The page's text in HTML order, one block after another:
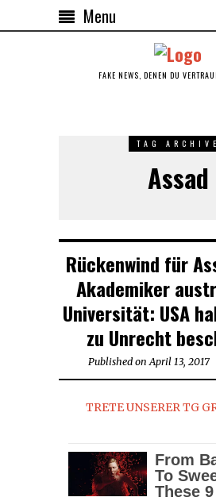
Menu
FAKE NEWS, DENEN DU
TAG ARCHIVE
Assad
Rückenwind für
Akademiker
Universität: USA
zu Unrecht
Published on April 13, 2017
TRETE UNSERER TG